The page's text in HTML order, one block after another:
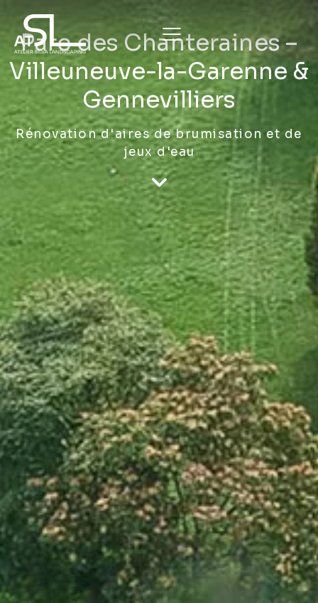
Parc des Chanteraines –
Villeuneuve-la-Garenne &
Gennevilliers
Rénovation d'aires de brumisation et de
jeux d'eau